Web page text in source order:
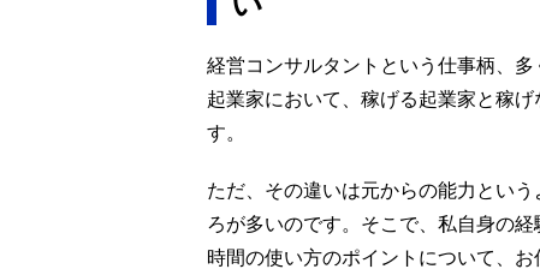
経営コンサルタントという仕事柄、
起業家において、稼げる起業家と稼
す。
ただ、その違いは元からの能力とい
ろが多いのです。そこで、私自身の
時間の使い方のポイントについて、お